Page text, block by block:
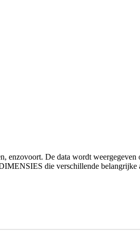
enzovoort. De data wordt weergegeven
die verschillende belangrijke